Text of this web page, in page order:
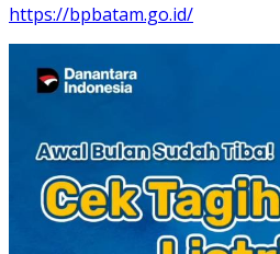
https://bpbatam.go.id/